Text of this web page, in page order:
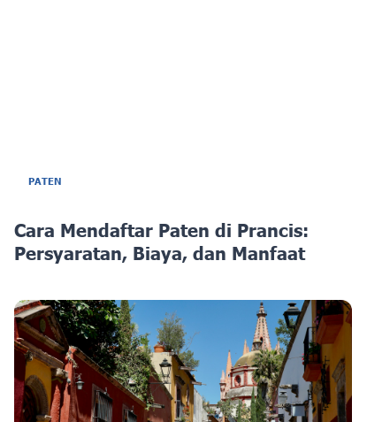
PATEN
Cara Mendaftar Paten di Prancis:
Persyaratan, Biaya, dan Manfaat